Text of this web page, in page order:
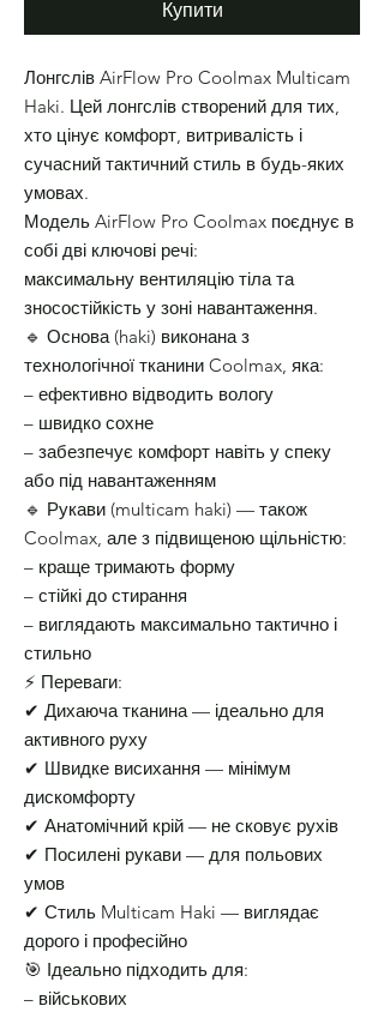
Купити
Лонгслів AirFlow Pro Coolmax Multicam
Haki. Цей лонгслів створений для тих,
хто цінує комфорт, витривалість і
сучасний тактичний стиль в будь-яких
умовах.
Модель AirFlow Pro Coolmax поєднує в
собі дві ключові речі:
максимальну вентиляцію тіла та
зносостійкість у зоні навантаження.
🔹 Основа (haki) виконана з
технологічної тканини Coolmax, яка:
– ефективно відводить вологу
– швидко сохне
– забезпечує комфорт навіть у спеку
або під навантаженням
🔹 Рукави (multicam haki) — також
Coolmax, але з підвищеною щільністю:
– краще тримають форму
– стійкі до стирання
– виглядають максимально тактично і
стильно
⚡ Переваги:
✔ Дихаюча тканина — ідеально для
активного руху
✔ Швидке висихання — мінімум
дискомфорту
✔ Анатомічний крій — не сковує рухів
✔ Посилені рукави — для польових
умов
✔ Стиль Multicam Haki — виглядає
дорого і професійно
🎯 Ідеально підходить для:
– військових